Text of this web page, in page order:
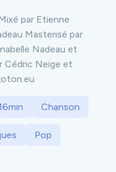
par Etienne
Masterisé par
Nadeau et
Cédric Neige et
Chanson
Pop